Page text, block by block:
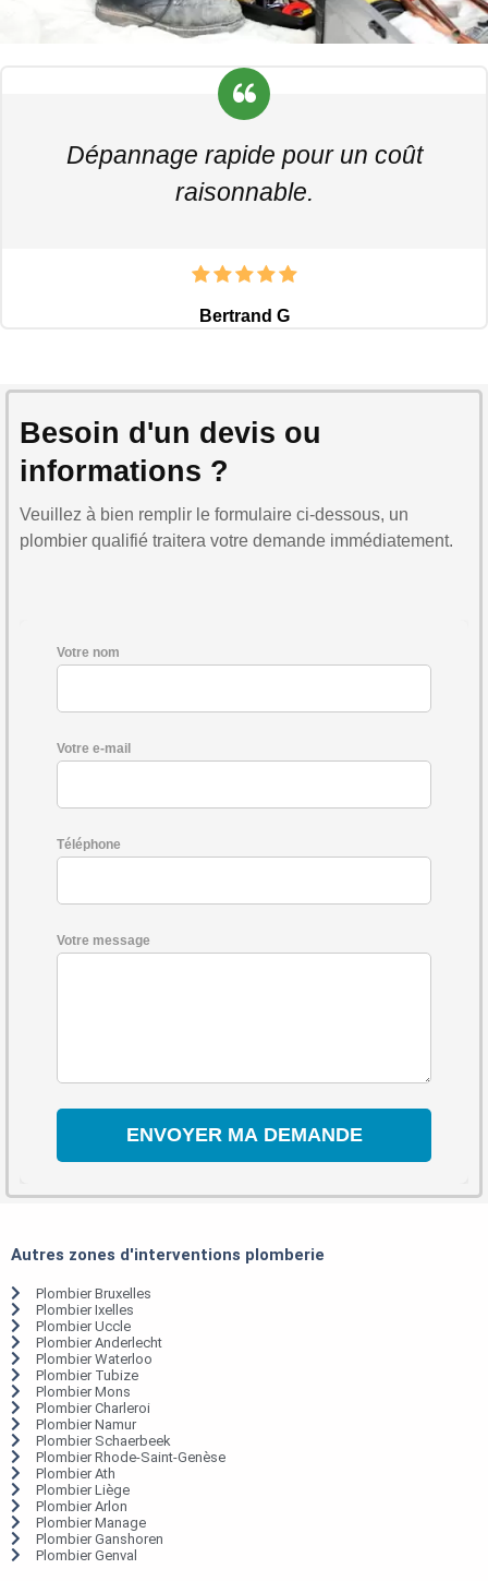
Dépannage rapide pour un coût
raisonnable.
Bertrand G
Besoin d'un devis ou
informations ?
Veuillez à bien remplir le formulaire ci-dessous, un
plombier qualifié traitera votre demande immédiatement.
Votre nom
Votre e-mail
Téléphone
Votre message
Autres zones d'interventions plomberie
Plombier Bruxelles
Plombier Ixelles
Plombier Uccle
Plombier Anderlecht
Plombier Waterloo
Plombier Tubize
Plombier Mons
Plombier Charleroi
Plombier Namur
Plombier Schaerbeek
Plombier Rhode-Saint-Genèse
Plombier Ath
Plombier Liège
Plombier Arlon
Plombier Manage
Plombier Ganshoren
Plombier Genval